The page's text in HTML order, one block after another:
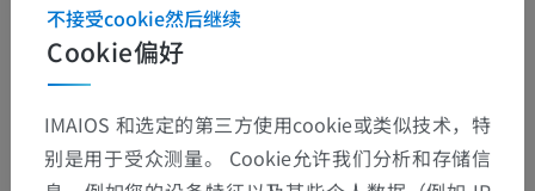
Cookie偏好
不接受cookie然后继续
IMAIOS 和选定的第三方使用cookie或类似技术，特
别是用于受众测量。 Cookie允许我们分析和存储信